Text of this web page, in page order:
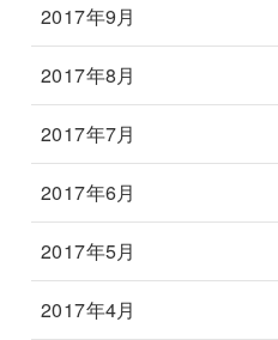
2017年9月
2017年8月
2017年7月
2017年6月
2017年5月
2017年4月